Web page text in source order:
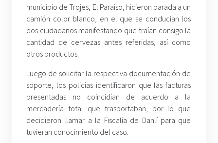
municipio de Trojes, El Paraíso, hicieron parada a un
camión color blanco, en el que se conducían los
dos ciudadanos manifestando que traían consigo la
cantidad de cervezas antes referidas, así como
otros productos.
Luego de solicitar la respectiva documentación de
soporte, los policías identificaron que las facturas
presentadas no coincidían de acuerdo a la
mercadería total que trasportaban, por lo que
decidieron llamar a la Fiscalía de Danlí para que
tuvieran conocimiento del caso.